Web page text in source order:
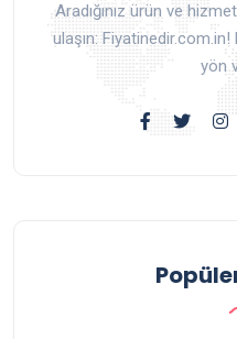
Aradığınız ürün ve
ulaşın:
yön